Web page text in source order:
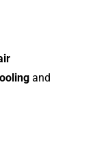
and